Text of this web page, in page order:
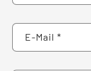
E-Mail *